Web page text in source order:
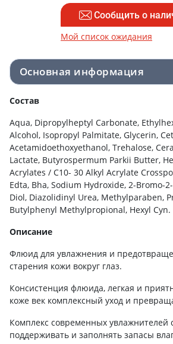
Сообщить о
Мой список ожидания
Основная информация
Состав
Aqua, Dipropylheptyl Carbonate,
Alcohol, Isopropyl Palmitate, Glycerin,
Acetamidoethoxyethanol, Trehalose,
Lactate, Butyrospermum Parkii Butter,
Acrylates / C10- 30 Alkyl Acrylate
Edta, Bha, Sodium Hydroxide, 2-Bromo-
Diol, Diazolidinyl Urea, Methylparaben,
Butylphenyl Methylpropional, Hexyl Cyn.
Описание
Флюид для увлажнения и
старения кожи вокруг глаз.
Консистенция флюида, легкая и
коже век комплексный уход и
Комплекс современных увлажнителей
поддерживать и заполнять запасы